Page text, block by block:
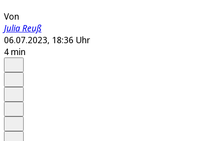
Von
Julia Reuß
06.07.2023, 18:36 Uhr
4 min